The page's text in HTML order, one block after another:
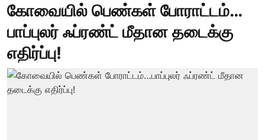
கோவையில் பெண்கள் போராட்டம்…
பாப்புலர் ஃப்ரண்ட் மீதான தடைக்கு
எதிர்ப்பு!